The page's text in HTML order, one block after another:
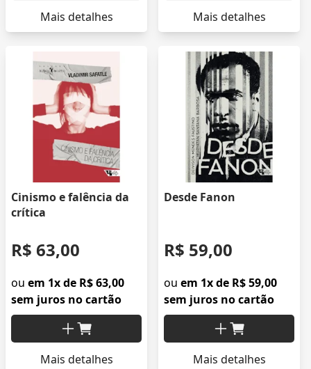
Mais detalhes Mais detalhes
Cinismo e falência da
crítica
R$ 63,00
ou em 1x de R$ 63,00
sem juros no cartão
Mais detalhes
Desde Fanon
R$ 59,00
ou em 1x de R$ 59,00
sem juros no cartão
Mais detalhes